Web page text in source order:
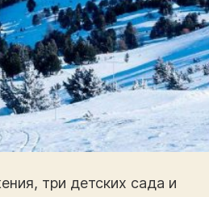
три детских сада и